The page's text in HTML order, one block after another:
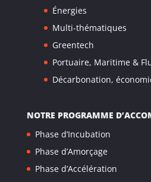
Énergies
Multi-thématiques
Greentech
Portuaire, Maritime &
Décarbonation,
NOTRE PROGRAMME
Phase d’Incubation
Phase d’Amorçage
Phase d’Accélération